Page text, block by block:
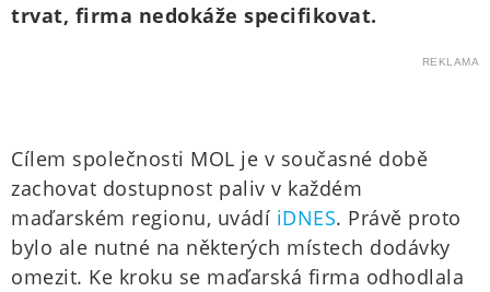
trvat, firma nedokáže specifikovat.
REKLAMA
Cílem společnosti MOL je v současné době
zachovat dostupnost paliv v každém
maďarském regionu, uvádí iDNES. Právě proto
bylo ale nutné na některých místech dodávky
omezit. Ke kroku se maďarská firma odhodlala